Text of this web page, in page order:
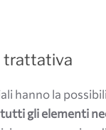
trattativa
hanno la
gli elementi